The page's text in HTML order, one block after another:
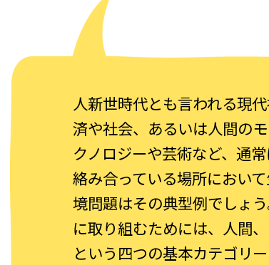
人新世時代とも言われる現
済や社会、あるいは人間の
クノロジーや芸術など、通
絡み合っている場所におい
境問題はその典型例でしょ
に取り組むためには、人間
という四つの基本カテゴリ